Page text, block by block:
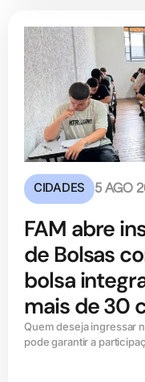
CIDADES 5 AGO
FAM abre
de Bolsas
bolsa
mais de 30
Quem deseja ingressar
pode garantir a